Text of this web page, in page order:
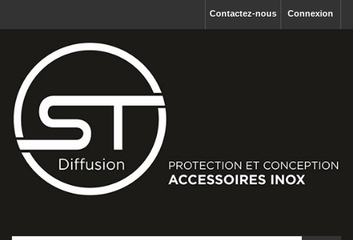
Connexion
Contactez-nous